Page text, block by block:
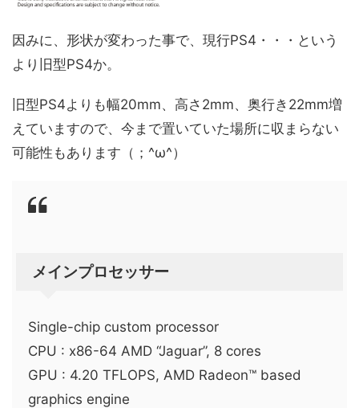
因みに、形状が変わった事で、現行PS4・・・という
より旧型PS4か。
旧型PS4よりも幅20mm、高さ2mm、奥行き22mm増
えていますので、今まで置いていた場所に収まらない
可能性もあります（；^ω^）
メインプロセッサー
Single-chip custom processor
CPU : x86-64 AMD “Jaguar”, 8 cores
GPU : 4.20 TFLOPS, AMD Radeon™ based
graphics engine